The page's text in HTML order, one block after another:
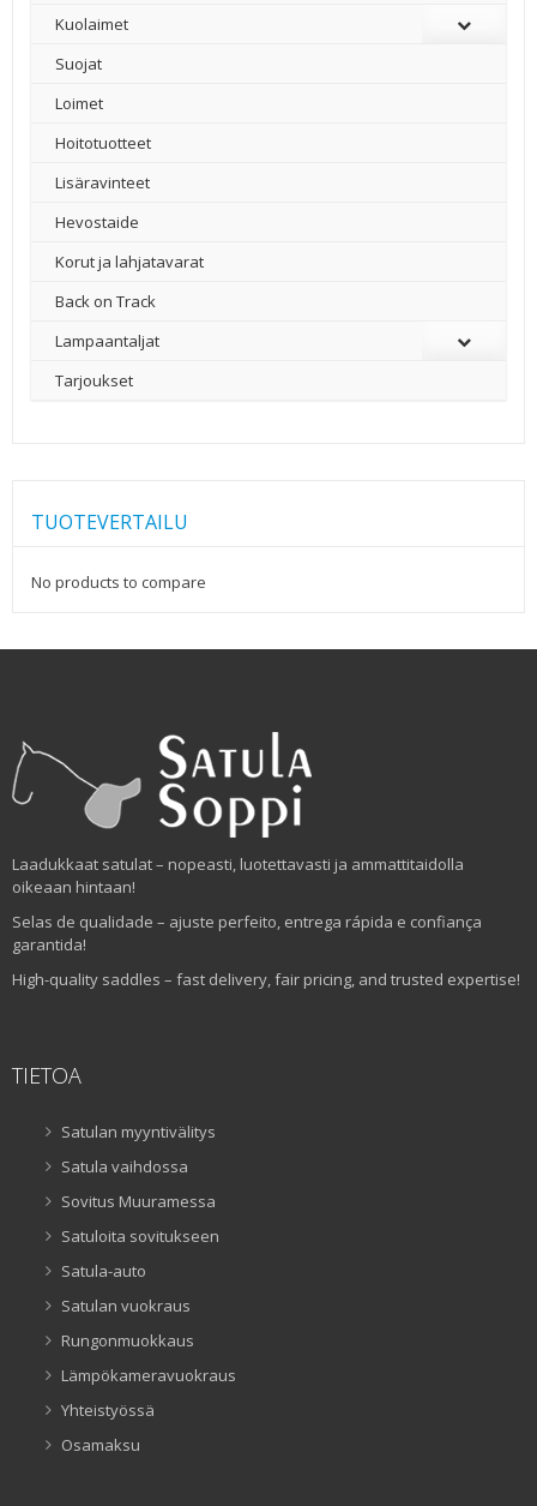
Kuolaimet
Suojat
Loimet
Hoitotuotteet
Lisäravinteet
Hevostaide
Korut ja lahjatavarat
Back on Track
Lampaantaljat
Tarjoukset
TUOTEVERTAILU
No products to compare
Laadukkaat satulat – nopeasti, luotettavasti ja ammattitaidolla
oikeaan hintaan!
Selas de qualidade – ajuste perfeito, entrega rápida e confiança
garantida!
High-quality saddles – fast delivery, fair pricing, and trusted expertise!
TIETOA
Satulan myyntivälitys
Satula vaihdossa
Sovitus Muuramessa
Satuloita sovitukseen
Satula-auto
Satulan vuokraus
Rungonmuokkaus
Lämpökameravuokraus
Yhteistyössä
Osamaksu